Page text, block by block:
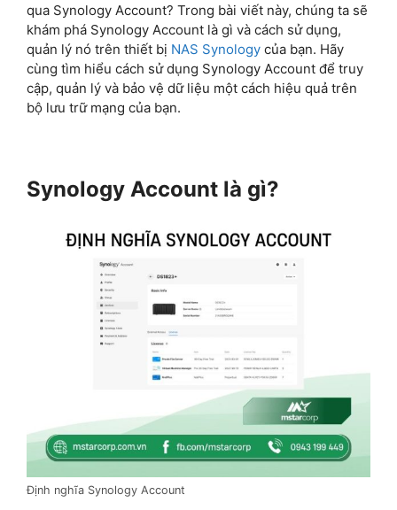
qua Synology Account? Trong bài viết này, chúng ta sẽ
khám phá Synology Account là gì và cách sử dụng,
quản lý nó trên thiết bị NAS Synology của bạn. Hãy
cùng tìm hiểu cách sử dụng Synology Account để truy
cập, quản lý và bảo vệ dữ liệu một cách hiệu quả trên
bộ lưu trữ mạng của bạn.
Synology Account là gì?
Định nghĩa Synology Account